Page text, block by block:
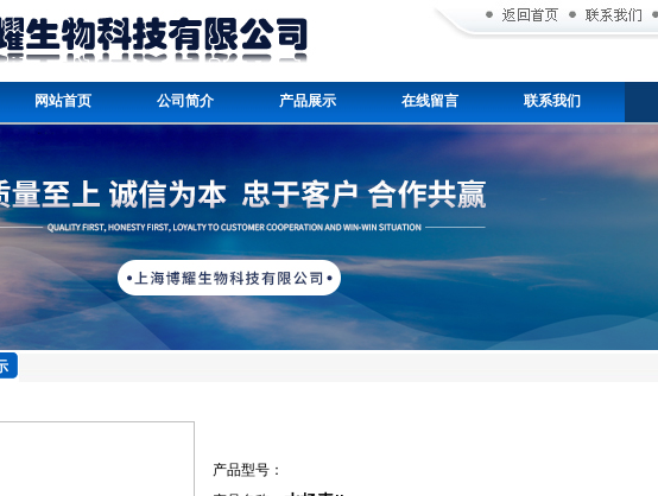
网站首页 公司简介 产品展示 在线留言 联系我们
产品型号：